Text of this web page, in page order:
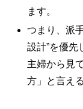
ます。
つまり、派
設計”を優先
主婦から見
方」と言え